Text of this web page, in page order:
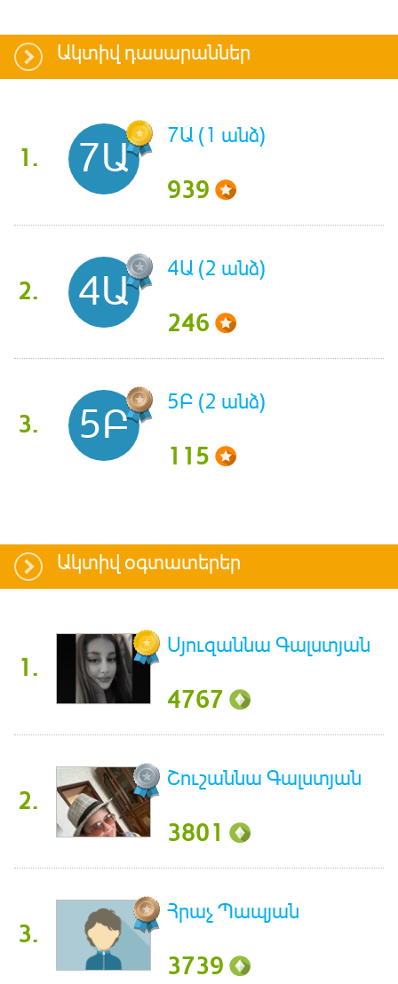
Ակտիվ դասարաններ
1. 7Ա 7Ա (1 անձ)
939
2. 4Ա 4Ա (2 անձ)
246
3. 5Բ 5Բ (2 անձ)
115
Ակտիվ օգտատերեր
1.
Սյուզաննա Գալստյան
4767
2.
Շուշաննա Գալստյան
3801
3.
Հրաչ Պապյան
3739